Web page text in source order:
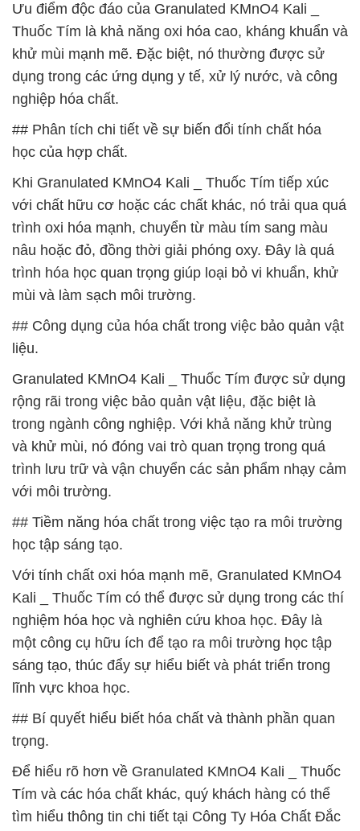
Ưu điểm độc đáo của Granulated KMnO4 Kali _
Thuốc Tím là khả năng oxi hóa cao, kháng khuẩn và
khử mùi mạnh mẽ. Đặc biệt, nó thường được sử
dụng trong các ứng dụng y tế, xử lý nước, và công
nghiệp hóa chất.
## Phân tích chi tiết về sự biến đổi tính chất hóa
học của hợp chất.
Khi Granulated KMnO4 Kali _ Thuốc Tím tiếp xúc
với chất hữu cơ hoặc các chất khác, nó trải qua quá
trình oxi hóa mạnh, chuyển từ màu tím sang màu
nâu hoặc đỏ, đồng thời giải phóng oxy. Đây là quá
trình hóa học quan trọng giúp loại bỏ vi khuẩn, khử
mùi và làm sạch môi trường.
## Công dụng của hóa chất trong việc bảo quản vật
liệu.
Granulated KMnO4 Kali _ Thuốc Tím được sử dụng
rộng rãi trong việc bảo quản vật liệu, đặc biệt là
trong ngành công nghiệp. Với khả năng khử trùng
và khử mùi, nó đóng vai trò quan trọng trong quá
trình lưu trữ và vận chuyển các sản phẩm nhạy cảm
với môi trường.
## Tiềm năng hóa chất trong việc tạo ra môi trường
học tập sáng tạo.
Với tính chất oxi hóa mạnh mẽ, Granulated KMnO4
Kali _ Thuốc Tím có thể được sử dụng trong các thí
nghiệm hóa học và nghiên cứu khoa học. Đây là
một công cụ hữu ích để tạo ra môi trường học tập
sáng tạo, thúc đẩy sự hiểu biết và phát triển trong
lĩnh vực khoa học.
## Bí quyết hiểu biết hóa chất và thành phần quan
trọng.
Để hiểu rõ hơn về Granulated KMnO4 Kali _ Thuốc
Tím và các hóa chất khác, quý khách hàng có thể
tìm hiểu thông tin chi tiết tại Công Ty Hóa Chất Đắc